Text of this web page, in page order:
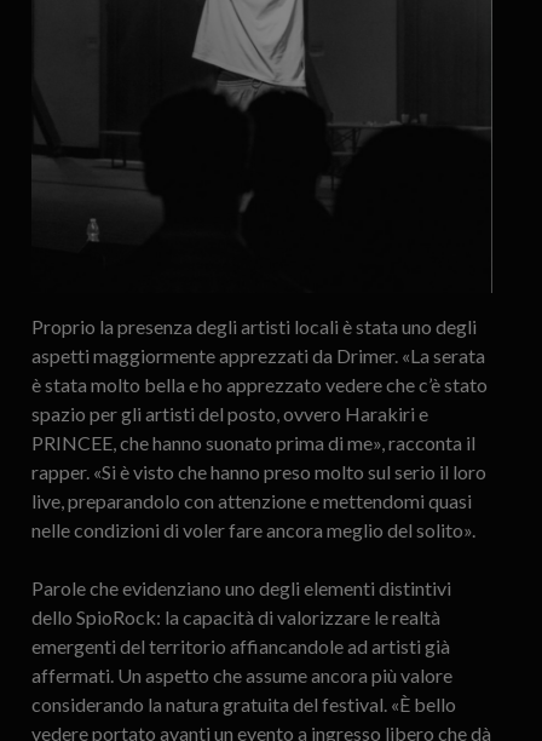
Proprio la presenza degli artisti locali è stata uno degli
aspetti maggiormente apprezzati da Drimer. «La serata
è stata molto bella e ho apprezzato vedere che c’è stato
spazio per gli artisti del posto, ovvero Harakiri e
PRINCEE, che hanno suonato prima di me», racconta il
rapper. «Si è visto che hanno preso molto sul serio il loro
live, preparandolo con attenzione e mettendomi quasi
nelle condizioni di voler fare ancora meglio del solito».
Parole che evidenziano uno degli elementi distintivi
dello SpioRock: la capacità di valorizzare le realtà
emergenti del territorio affiancandole ad artisti già
affermati. Un aspetto che assume ancora più valore
considerando la natura gratuita del festival. «È bello
vedere portato avanti un evento a ingresso libero che dà